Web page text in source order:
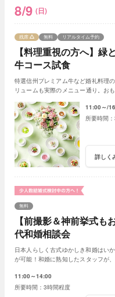
8/9 (日)
【料理重視の方へ】
牛コース試食
残席 無料 リアルタイム予約
特選信州プレミアム牛など婚礼料理
リュームも実際のメニュー通り。お
11:00～
詳しく
【前撮影＆神前挙式
代和婚相談会
無料
日本人らしく古式ゆかしき和婚はい
が可能！和婚に熟知したスタッフが
11:00～14:00
3時間程度